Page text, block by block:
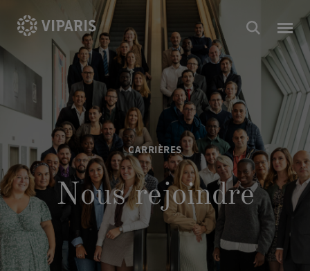
CARRIÈRES
Nous rejoindre